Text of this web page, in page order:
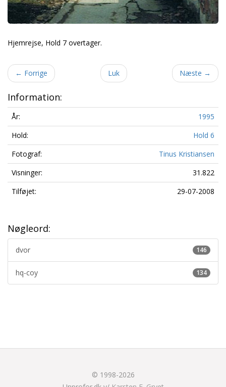
Hjemrejse, Hold 7 overtager.
← Forrige Luk Næste →
Information:
År:
1995
Hold:
Hold 6
Fotograf:
Tinus Kristiansen
Visninger:
31.822
Tilføjet:
29-07-2008
Nøgleord:
146
dvor
134
hq-coy
© 1998-2026